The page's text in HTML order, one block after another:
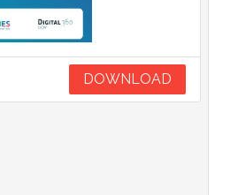
DOWNLOAD